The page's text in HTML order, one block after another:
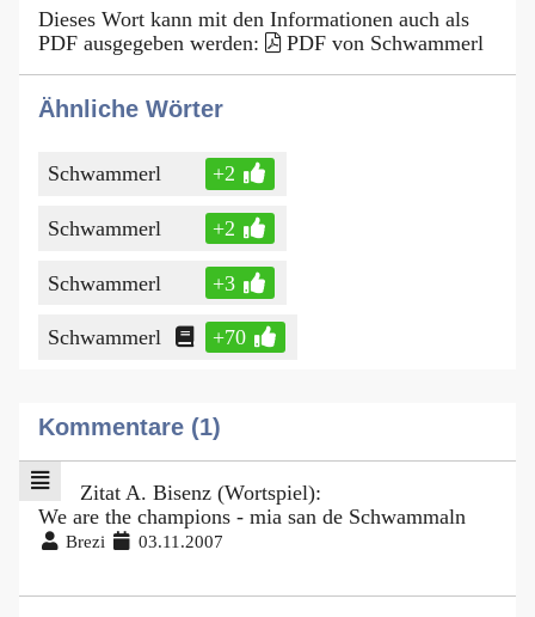
Dieses Wort kann mit den Informationen auch als
PDF ausgegeben werden:
PDF von Schwammerl
Ähnliche Wörter
Schwammerl +2
Schwammerl +2
Schwammerl +3
Schwammerl +70
Kommentare (1)
Zitat A. Bisenz (Wortspiel):
We are the champions - mia san de Schwammaln
Brezi 03.11.2007